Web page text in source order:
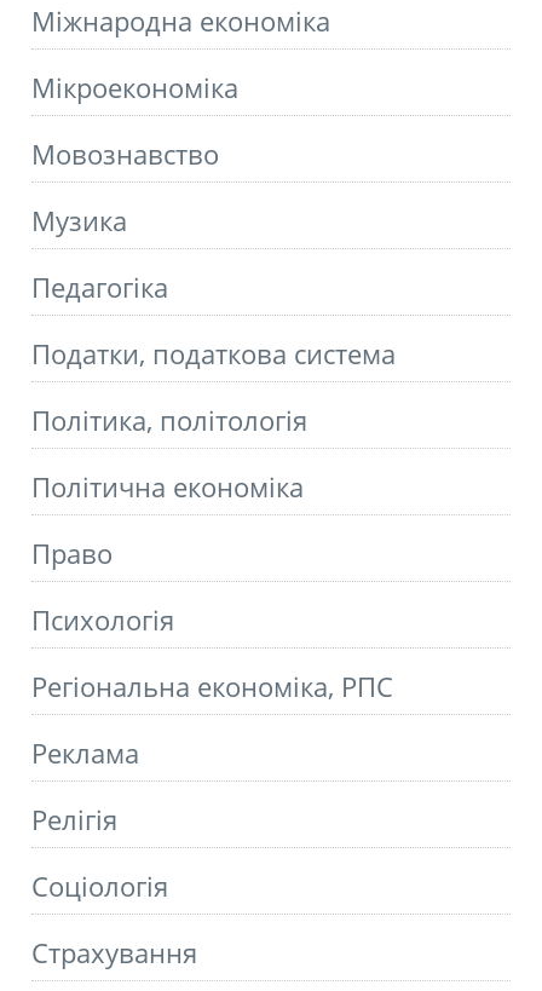
Міжнародна економіка
Мікроекономіка
Мовознавство
Музика
Педагогіка
Податки, податкова система
Політика, політологія
Політична економіка
Право
Психологія
Регіональна економіка, РПС
Реклама
Релігія
Соціологія
Страхування